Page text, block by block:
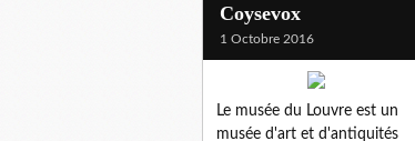
Coysevox
1 Octobre 2016
Le musée du Louvre est un
musée d'art et d'antiquités